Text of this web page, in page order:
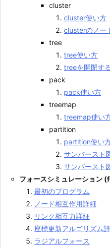
cluster
cluster使い方
clusterのノー
tree
tree使い方
treeを開閉す
pack
pack使い方
treemap
treemap使い
partition
partition使い
サンバースト
サンバースト
フォースシミュレーション
最初のプログラム
ノード相互作用詳細
リンク相互力詳細
座標更新アルゴリズム
ラジアルフォース